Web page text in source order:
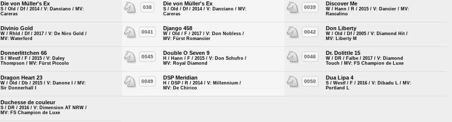
Die von Müller's Ex
S / Old / Df / 2014 / V: Danciano / MV:
Careras
038
Die von Müller's Ex
S / Old / Df / 2014 / V: Danciano / MV:
Careras
0039
Discover Me
W / Hann / R / 2015 / V: Dancier / MV:
Rascalino
Divinio Gold
W / Rhld / Df / 2017 / V: De Niro Gold /
MV: Waterford
0041
Django 458
W / Old / F / 2017 / V: Don Nobless /
MV: Fürst Romancier
0042
Don Liberty
W / Old / Df / 2005 / V: Diamond Hit /
MV: Liberty M
Donnerlittchen 66
S / Westf / F / 2015 / V: Daley
Thompson / MV: Fürst Piccolo
0045
Double O Seven 9
H / Hann / F / 2015 / V: Don Schufro /
MV: Royal Diamond
0046
Dr. Dolittle 15
W / DR / Falbe / 2017 / V: Diamond
Touch / MV: FS Champion de Luxe
Dragon Heart 23
W / Old / Db / 2015 / V: Danone I / MV:
Sir Donnerhall I
0049
DSP Meridian
H / DSP / R / 2014 / V: Millennium /
MV: De Chirico
0050
Dua Lipa 4
S / Westf / F / 2016 / V: Dibadu L / MV:
Portland L
Duchesse de couleur
S / DR / 2016 / V: Dimension AT NRW /
MV: FS Champion de Luxe